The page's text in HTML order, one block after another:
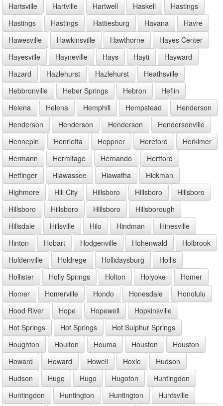
Hartsville
Hartville Hartwell Haskell
Hastings
Hastings
Hastings Hattiesburg Havana
Havre
Hawesville
Hawkinsville Hawthorne
Hayes Center
Hayesville
Hayneville Hays Hayti
Hayward
Hazard
Hazlehurst Hazlehurst
Heathsville
Hebbronville
Heber Springs Hebron
Heflin
Helena
Helena Hemphill Hempstead
Henderson
Henderson
Henderson Henderson
Hendersonville
Hennepin
Henrietta Heppner Hereford
Herkimer
Hermann
Hermitage Hernando
Hertford
Hettinger
Hiawassee Hiawatha
Hickman
Highmore
Hill City Hillsboro Hillsboro
Hillsboro
Hillsboro
Hillsboro Hillsboro
Hillsborough
Hillsdale
Hillsville Hilo Hindman
Hinesville
Hinton
Hobart Hodgenville Hohenwald
Holbrook
Holdenville
Holdrege Hollidaysburg
Hollis
Hollister
Holly Springs Holton Holyoke
Homer
Homer
Homerville Hondo Honesdale
Honolulu
Hood River
Hope Hopewell
Hopkinsville
Hot Springs
Hot Springs
Hot Sulphur Springs
Houghton
Houlton Houma Houston
Houston
Howard
Howard Howell Hoxie
Hudson
Hudson
Hugo Hugo Hugoton
Huntingdon
Huntingdon
Huntington Huntington
Huntsville